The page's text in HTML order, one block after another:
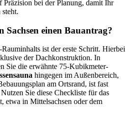
Präzision bei der Planung, damit Ihr
Sachsen einen Bauantrag?
ist der erste Schritt. Hierbei
der Dachkonstruktion. In
Sie die erwähnte 75-Kubikmeter-
hingegen im Außenbereich,
am Ortsrand, ist fast
Sie diese Checkliste für das
etwa in Mittelsachsen oder dem